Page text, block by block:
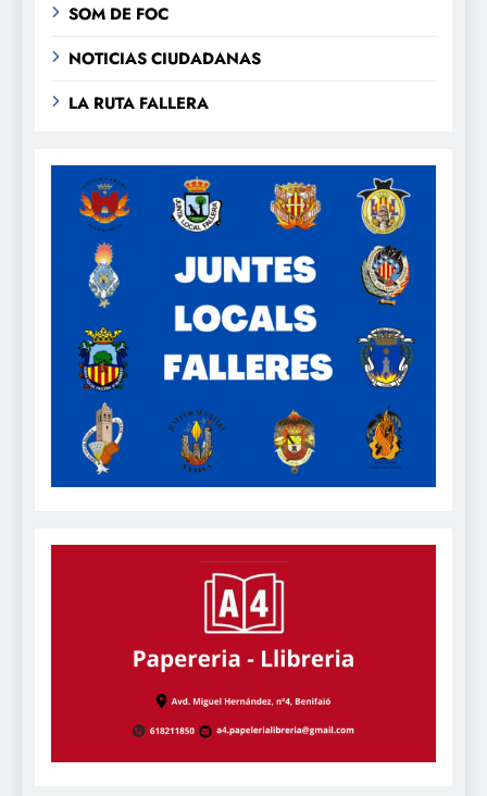
SOM DE FOC
NOTICIAS CIUDADANAS
LA RUTA FALLERA